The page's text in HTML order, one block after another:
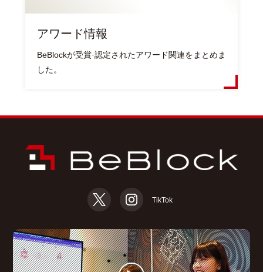
アワード情報
BeBlockが受賞·認定されたアワード関連をまとめま
した。
TikTok